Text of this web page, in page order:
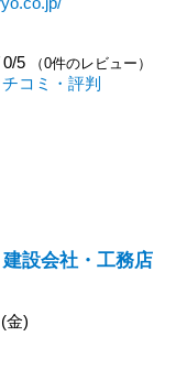
0/5 （0件のレビュー）
コミ・評判
建設会社・工務店
金)